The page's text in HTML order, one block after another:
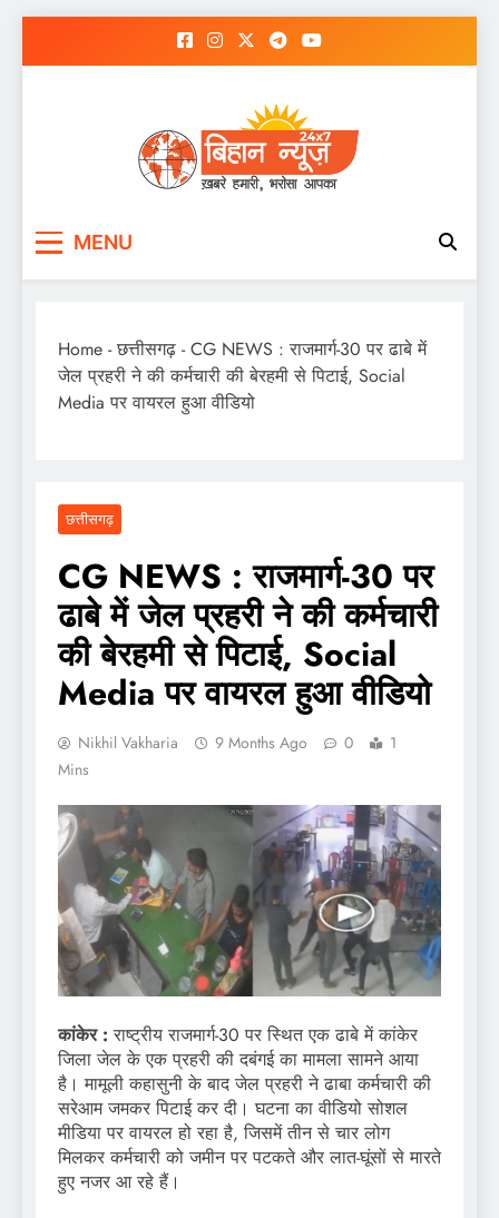
MENU
Home -छत्तीसगढ़ -CG NEWS : राजमार्ग-30 पर ढाबे में
जेल प्रहरी ने की कर्मचारी की बेरहमी से पिटाई, Social
Media पर वायरल हुआ वीडियो
छत्तीसगढ़
CG NEWS : राजमार्ग-30 पर
ढाबे में जेल प्रहरी ने की कर्मचारी
की बेरहमी से पिटाई, Social
Media पर वायरल हुआ वीडियो
Nikhil Vakharia 9 Months Ago 0
1
Mins
कांकेर : राष्ट्रीय राजमार्ग-30 पर स्थित एक ढाबे में कांकेर
जिला जेल के एक प्रहरी की दबंगई का मामला सामने आया
है। मामूली कहासुनी के बाद जेल प्रहरी ने ढाबा कर्मचारी की
सरेआम जमकर पिटाई कर दी। घटना का वीडियो सोशल
मीडिया पर वायरल हो रहा है, जिसमें तीन से चार लोग
मिलकर कर्मचारी को जमीन पर पटकते और लात-घूंसों से मारते
हुए नजर आ रहे हैं।